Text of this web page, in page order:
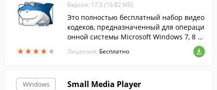
★★★★ ★
★★★★ ★
Версия: 17.5 (16.82 МБ)
Это полностью бесплатный набор видео
кодеков, предназначенный для операци
онной системы Microsoft Windows 7, 8 и
Лицензия: Бесплатно
Windows Small Media Player